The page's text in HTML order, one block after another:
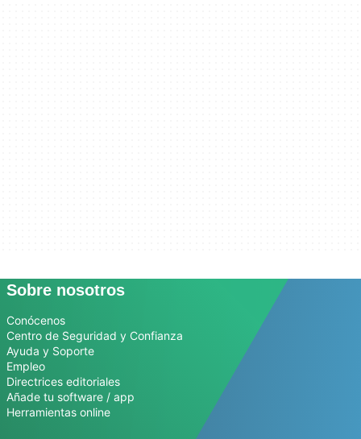
Sobre nosotros
Conócenos
Centro de Seguridad y Confianza
Ayuda y Soporte
Empleo
Directrices editoriales
Añade tu software / app
Herramientas online